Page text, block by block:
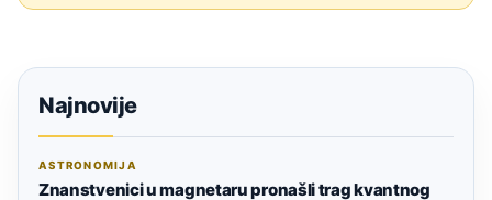
Najnovije
ASTRONOMIJA
Znanstvenici u magnetaru pronašli trag kvantnog